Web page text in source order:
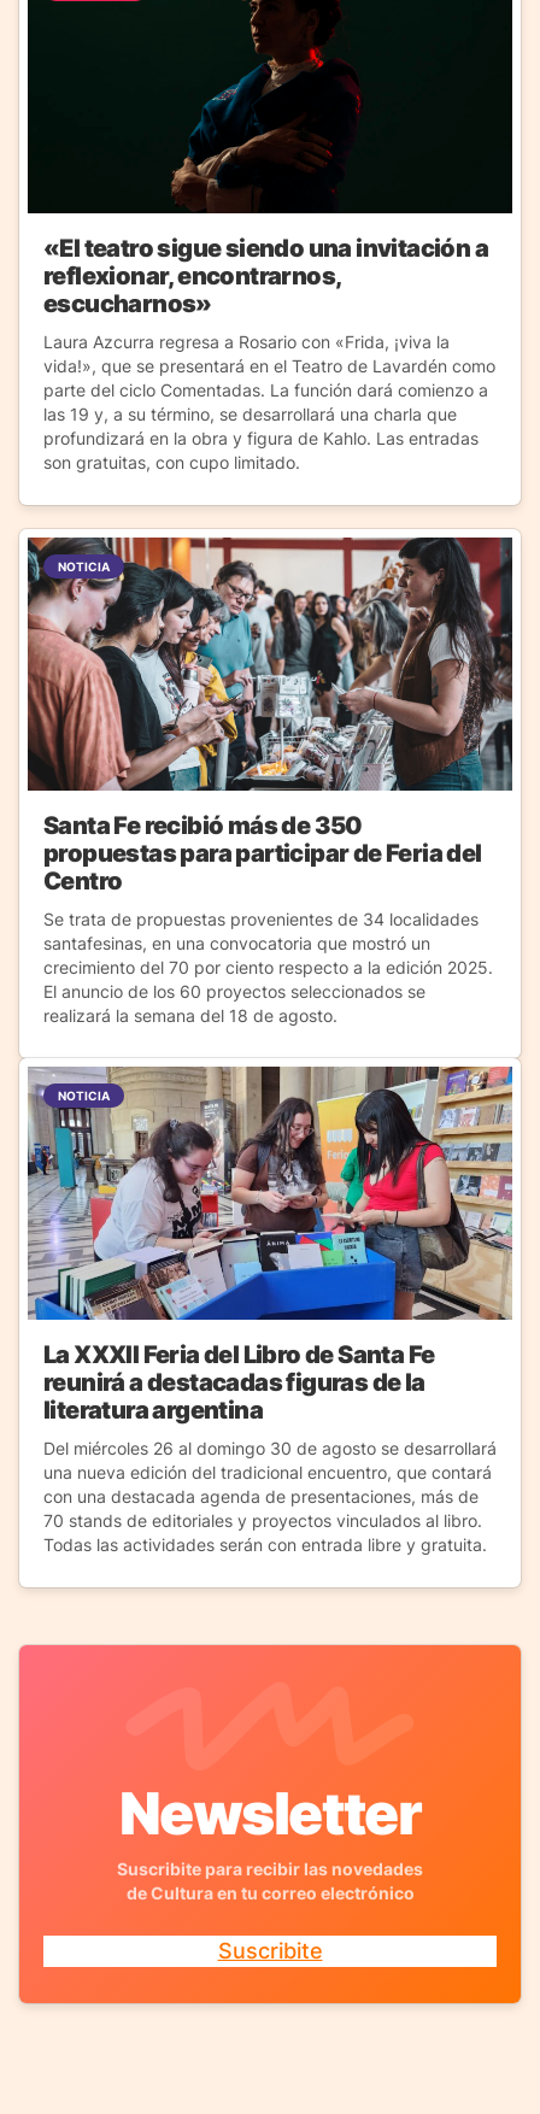
«El teatro sigue siendo una invitación a
reflexionar, encontrarnos,
escucharnos»
Laura Azcurra regresa a Rosario con «Frida, ¡viva la
vida!», que se presentará en el Teatro de Lavardén como
parte del ciclo Comentadas. La función dará comienzo a
las 19 y, a su término, se desarrollará una charla que
profundizará en la obra y figura de Kahlo. Las entradas
son gratuitas, con cupo limitado.
NOTICIA
Santa Fe recibió más de 350
propuestas para participar de Feria del
Centro
Se trata de propuestas provenientes de 34 localidades
santafesinas, en una convocatoria que mostró un
crecimiento del 70 por ciento respecto a la edición 2025.
El anuncio de los 60 proyectos seleccionados se
realizará la semana del 18 de agosto.
NOTICIA
La XXXII Feria del Libro de Santa Fe
reunirá a destacadas figuras de la
literatura argentina
Del miércoles 26 al domingo 30 de agosto se desarrollará
una nueva edición del tradicional encuentro, que contará
con una destacada agenda de presentaciones, más de
70 stands de editoriales y proyectos vinculados al libro.
Todas las actividades serán con entrada libre y gratuita.
Newsletter
Suscribite para recibir las novedades
de Cultura en tu correo electrónico
Suscribite